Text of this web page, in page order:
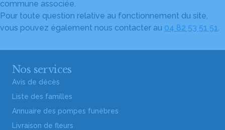
commune associée.
Pour toute question relative au fonctionnement du site,
vous pouvez également nous contacter au 04 82 53 51 51.
Nos services
Avis de décès
Liste des familles
Annuaire des pompes funèbres
Livraison de fleurs